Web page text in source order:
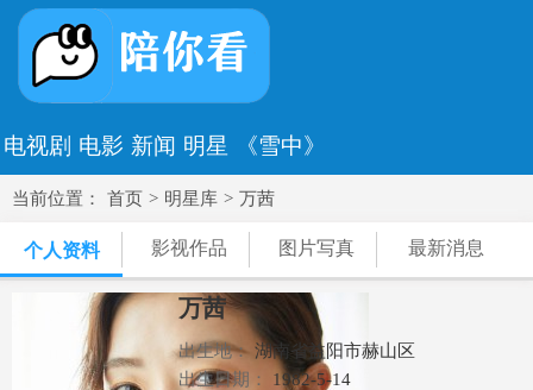
电视剧 电影 新闻 明星 《雪中》
当前位置： 首页 > 明星库 > 万茜
个人资料 影视作品 图片写真 最新消息
万茜
出生地： 湖南省益阳市赫山区
出生日期：
1982-5-14